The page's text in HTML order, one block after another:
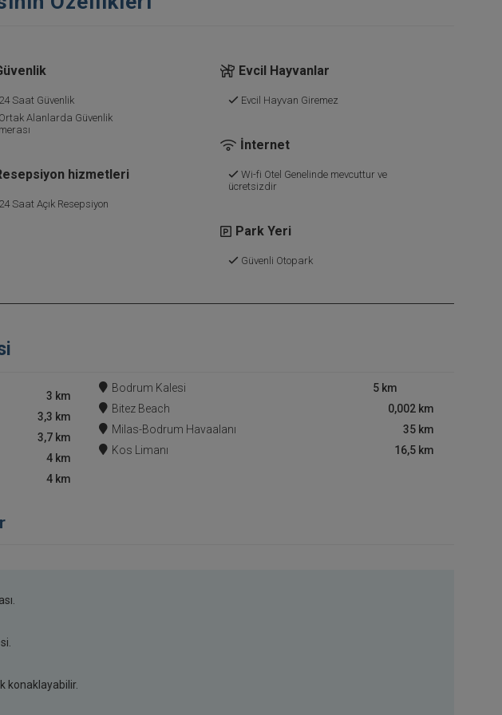
24 Saat Güvenlik
Ortak Alanlarda Güvenlik
hizmetleri
24 Saat Açık Resepsiyon
Evcil Hayvanlar
Evcil Hayvan Giremez
İnternet
Wi-fi Otel Genelinde mevcuttur ve
ücretsizdir
Park Yeri
Güvenli Otopark
3 km
3,3 km
3,7 km
4 km
4 km
Bodrum Kalesi
5 km
Bitez Beach
0,002 km
Milas-Bodrum Havaalanı
35 km
Kos Limanı
16,5 km
konaklayabilir.